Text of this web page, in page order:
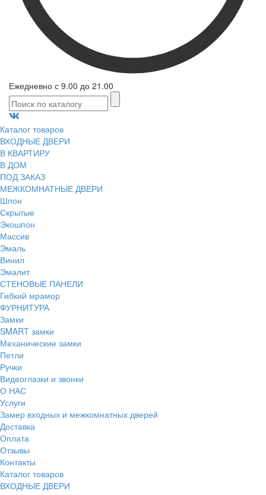
Ежедневно с 9.00 до 21.00
Каталог товаров
ВХОДНЫЕ ДВЕРИ
В КВАРТИРУ
В ДОМ
ПОД ЗАКАЗ
МЕЖКОМНАТНЫЕ ДВЕРИ
Шпон
Скрытые
Экошпон
Массив
Эмаль
Винил
Эмалит
СТЕНОВЫЕ ПАНЕЛИ
Гибкий мрамор
ФУРНИТУРА
Замки
SMART замки
Механические замки
Петли
Ручки
Видеоглазки и звонки
О НАС
Услуги
Замер входных и межкомнатных дверей
Доставка
Оплата
Отзывы
Контакты
Каталог товаров
ВХОДНЫЕ ДВЕРИ